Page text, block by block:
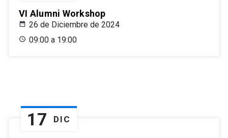
VI Alumni Workshop
26 de Diciembre de 2024
09:00 a 19:00
17 DIC